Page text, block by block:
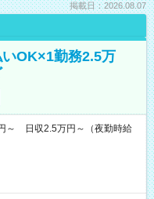
掲載日：2026.08.07
OK×1勤務2.5万
～ 日収2.5万円～（夜勤時給